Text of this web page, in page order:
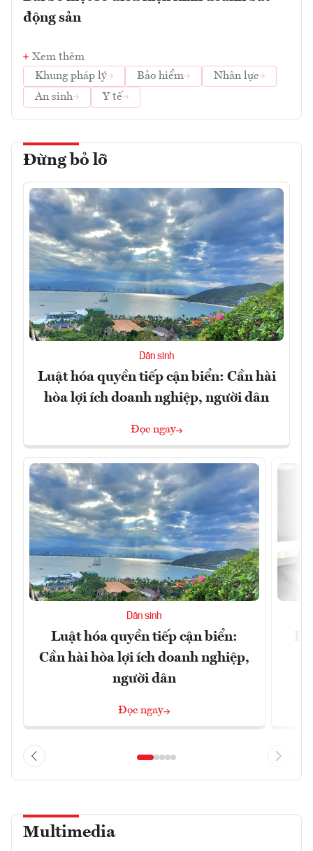
động sản
Xem thêm
Khung pháp lý
Bảo hiểm
Nhân lực
An sinh
Y tế
Đừng bỏ lỡ
Dân sinh
Luật hóa quyền tiếp cận biển: Cần hài
hòa lợi ích doanh nghiệp, người dân
Đọc ngay
Dân sinh
Luật hóa quyền tiếp cận biển:
Cần hài hòa lợi ích doanh nghiệp,
người dân
Đọc ngay
Multimedia